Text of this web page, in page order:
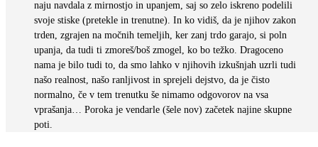
naju navdala z mirnostjo in upanjem, saj so zelo iskreno podelili
svoje stiske (pretekle in trenutne). In ko vidiš, da je njihov zakon
trden, zgrajen na močnih temeljih, ker zanj trdo garajo, si poln
upanja, da tudi ti zmoreš/boš zmogel, ko bo težko. Dragoceno
nama je bilo tudi to, da smo lahko v njihovih izkušnjah uzrli tudi
našo realnost, našo ranljivost in sprejeli dejstvo, da je čisto
normalno, če v tem trenutku še nimamo odgovorov na vsa
vprašanja… Poroka je vendarle (šele nov) začetek najine skupne
poti.